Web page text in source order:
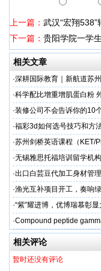
上一篇： 武汉“宏翔
下一篇： 贵阳学院一学
相关文章
·深耕国际教育｜新航道苏
学备考之路
·科学配比增重增肌蛋白粉
源头定制
·装修公司不会告诉你的10
·福彩3d如何选号技巧和方
·苏州剑桥英语课程（KET/
州学校
·无锡雅思托福培训留学机
·出口白芸豆代加工身材管
贴牌
·渔光互补项目开工，奏响
·“紫”耀进博，优博瑞慕彰显
·Compound peptide
相关评论
暂时还没有评论